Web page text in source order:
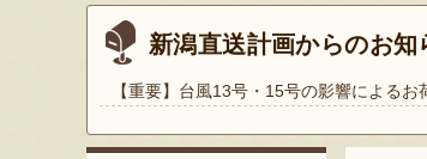
新潟直送計画からのお知
【重要】台風13号・15号の影響による